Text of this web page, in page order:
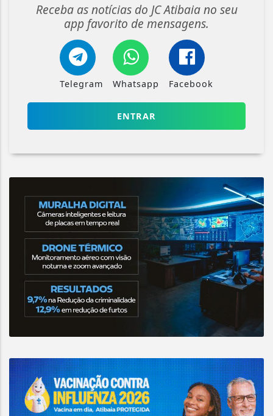
Receba as notícias do JC Atibaia no seu
app favorito de mensagens.
Telegram Whatsapp Facebook
ENTRAR